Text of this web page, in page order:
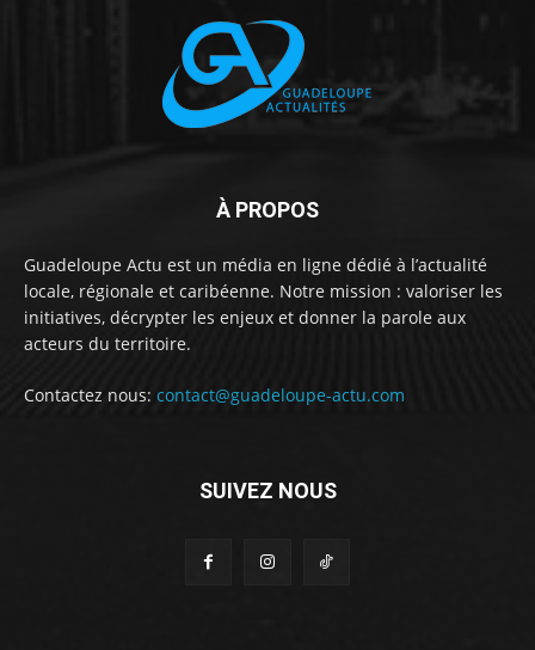
À PROPOS
Guadeloupe Actu est un média en ligne dédié à l’actualité
locale, régionale et caribéenne. Notre mission : valoriser les
initiatives, décrypter les enjeux et donner la parole aux
acteurs du territoire.
Contactez nous: contact@guadeloupe-actu.com
SUIVEZ NOUS